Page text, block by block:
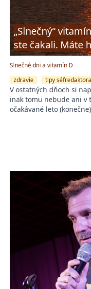
„Slnečný“
ste čakali. Máte
Slnečné dni a vitamín D
zdravie
tipy séfredaktora
V ostatných dňoch si
inak tomu nebude ani v
očakávané leto